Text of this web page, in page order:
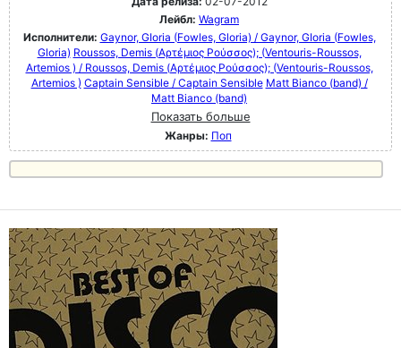
Лейбл: Wagram
Исполнители: Gaynor, GIoria (Fowles, Gloria) / Gaynor, GIoria (Fowles,
Gloria) Roussos, Demis (Αρτέμιος Ρούσσος); (Ventouris-Roussos,
Artemios ) / Roussos, Demis (Αρτέμιος Ρούσσος); (Ventouris-Roussos,
Artemios ) Captain Sensible / Captain Sensible Matt Bianco (band) /
Matt Bianco (band)
Показать больше
Жанры: Поп